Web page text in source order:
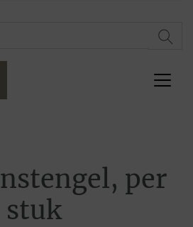
per
stuk